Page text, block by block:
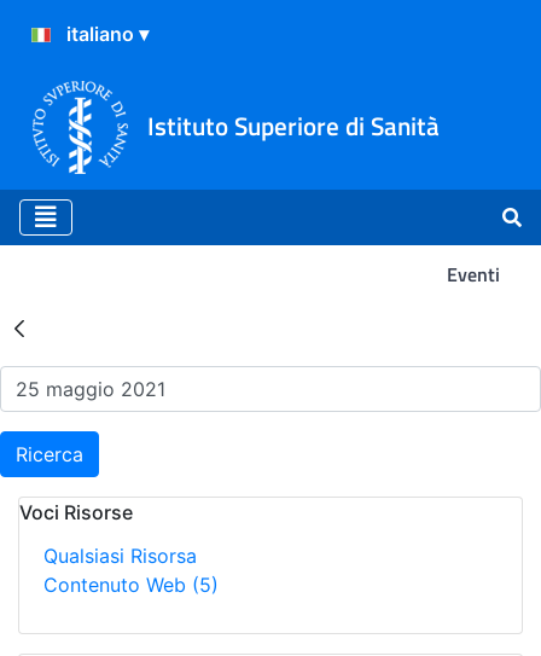
Istituto Superiore di Sanità
Eventi
Risultati della Ricerca -
Ricerca
Voci Risorse
Qualsiasi Risorsa
Contenuto Web (5)